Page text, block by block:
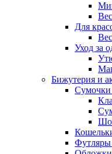
Для
Уход за
Бижутерия и
Сумочки
Футляры